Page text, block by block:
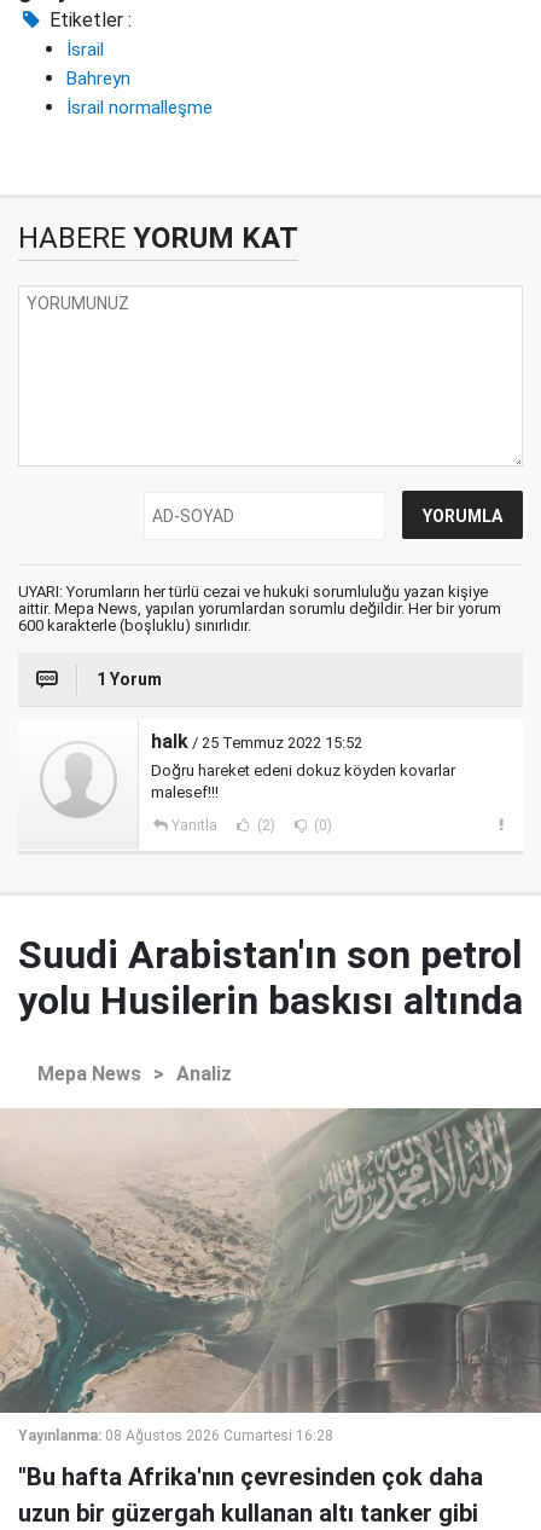
Etiketler :
İsrail
Bahreyn
İsrail normalleşme
HABERE YORUM KAT
UYARI: Yorumların her türlü cezai ve hukuki sorumluluğu yazan kişiye
aittir. Mepa News, yapılan yorumlardan sorumlu değildir. Her bir yorum
600 karakterle (boşluklu) sınırlıdır.
1 Yorum
halk / 25 Temmuz 2022 15:52
Doğru hareket edeni dokuz köyden kovarlar
malesef!!!
Yanıtla (2) (0)
Suudi Arabistan'ın son petrol
yolu Husilerin baskısı altında
Mepa News > Analiz
Yayınlanma: 08 Ağustos 2026 Cumartesi 16:28
"Bu hafta Afrika'nın çevresinden çok daha
uzun bir güzergah kullanan altı tanker gibi